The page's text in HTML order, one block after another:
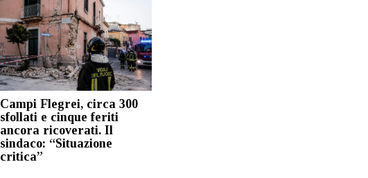
Campi Flegrei, circa 300
sfollati e cinque feriti
ancora ricoverati. Il
sindaco: “Situazione
critica”